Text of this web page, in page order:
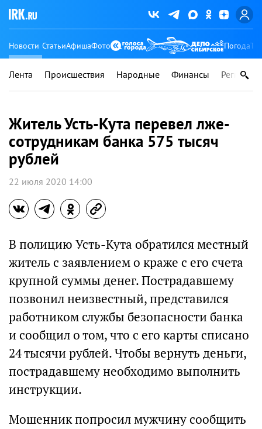
Новости СтатьиАфишаФото Погода
Лента Происшествия Народные Финансы Регионы
Житель Усть-Кута перевел лже-
сотрудникам банка 575 тысяч
рублей
22 июля 2020 14:00
В полицию Усть-Кута обратился местный
житель с заявлением о краже с его счета
крупной суммы денег. Пострадавшему
позвонил неизвестный, представился
работником службы безопасности банка
и сообщил о том, что с его карты списано
24 тысячи рублей. Чтобы вернуть деньги,
пострадавшему необходимо выполнить
инструкции.
Мошенник попросил мужчину сообщить